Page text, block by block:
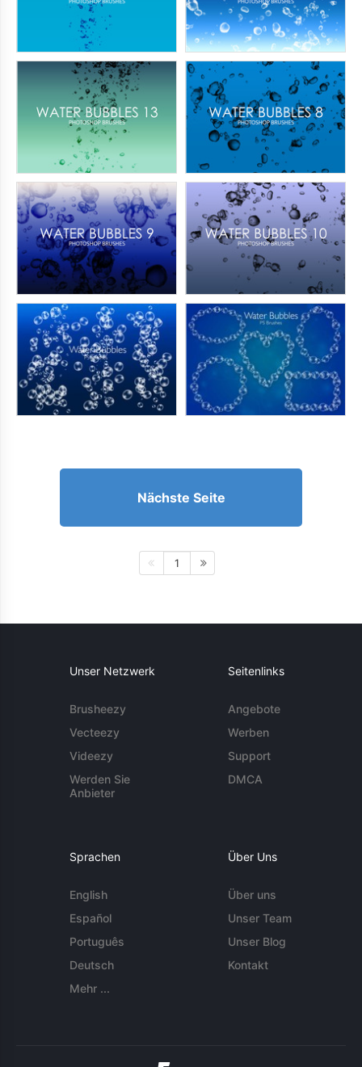
Nächste Seite
1
Unser Netzwerk
Brusheezy
Vecteezy
Videezy
Werden Sie
Anbieter
Seitenlinks
Angebote
Werben
Support
DMCA
Sprachen
English
Español
Português
Deutsch
Mehr ...
Über Uns
Über uns
Unser Team
Unser Blog
Kontakt